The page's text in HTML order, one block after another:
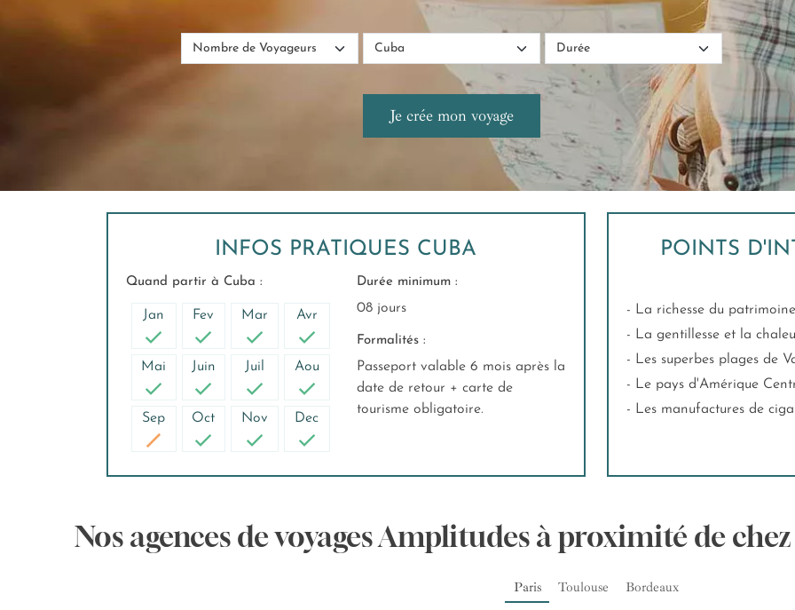
INFOS PRATIQUES CUBA
Quand partir à Cuba :
Jan Fev Mar Avr
Mai Juin Juil Aou
Sep Oct Nov Dec
Durée minimum :
08 jours
Formalités :
Passeport valable 6 mois après la
date de retour + carte de
tourisme obligatoire.
POINTS
- La richesse du
- La gentillesse et la
- Les superbes plages de
- Le pays d'Amérique
- Les manufactures de
Nos agences de voyages Amplitudes à proximité de
Paris Toulouse Bordeaux